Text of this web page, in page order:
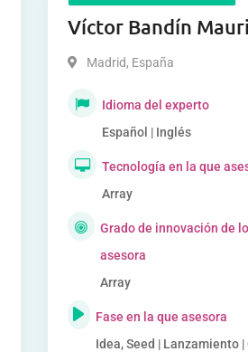
Víctor Bandín
Madrid, España
Idioma del experto
Español | Inglés
Tecnología en la que
Array
Grado de innovación de
asesora
Array
Fase en la que asesora
Idea, Seed | Lanzamiento